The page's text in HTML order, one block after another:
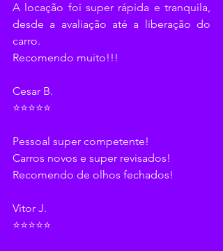
A locação foi super rápida e tranquila,
desde a avaliação até a liberação do
carro.
Recomendo muito!!!
Cesar B.
⭐⭐⭐⭐⭐
Pessoal super competente!
Carros novos e super revisados!
Recomendo de olhos fechados!
Vitor J.
⭐⭐⭐⭐⭐